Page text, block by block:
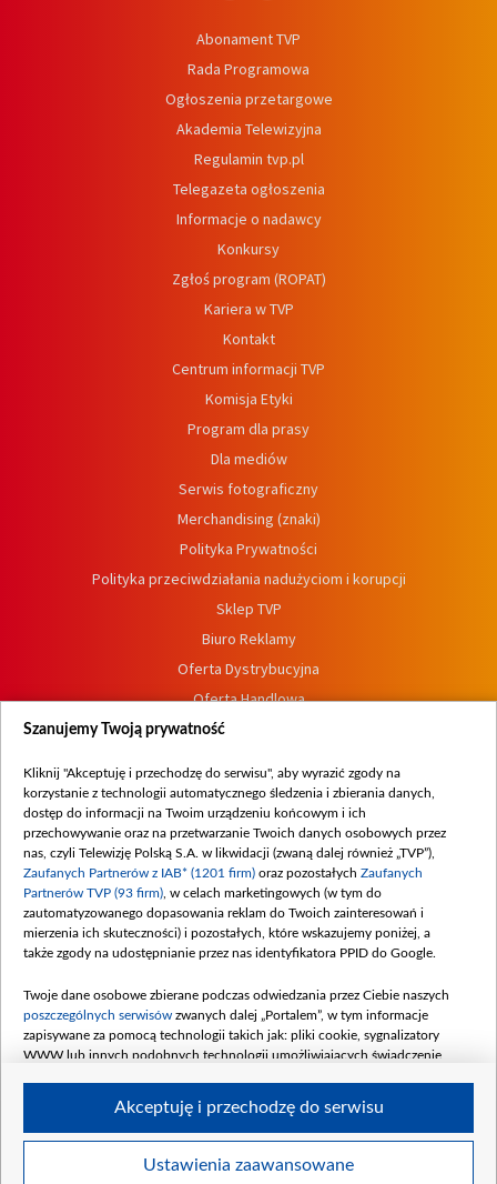
Abonament TVP
Rada Programowa
Ogłoszenia przetargowe
Akademia Telewizyjna
Regulamin tvp.pl
Telegazeta ogłoszenia
Informacje o nadawcy
Konkursy
Zgłoś program (ROPAT)
Kariera w TVP
Kontakt
Centrum informacji TVP
Komisja Etyki
Program dla prasy
Dla mediów
Serwis fotograficzny
Merchandising (znaki)
Polityka Prywatności
Polityka przeciwdziałania nadużyciom i korupcji
Sklep TVP
Biuro Reklamy
Oferta Dystrybucyjna
Oferta Handlowa
Dostępność
Procedura zgłoszeń wewnętrznych
Szanujemy Twoją prywatność
Kliknij "Akceptuję i przechodzę do serwisu", aby wyrazić zgody na
korzystanie z technologii automatycznego śledzenia i zbierania danych,
dostęp do informacji na Twoim urządzeniu końcowym i ich
przechowywanie oraz na przetwarzanie Twoich danych osobowych przez
nas, czyli Telewizję Polską S.A. w likwidacji (zwaną dalej również „TVP”),
Zaufanych Partnerów z IAB* (1201 firm) oraz pozostałych Zaufanych
Partnerów TVP (93 firm) , w celach marketingowych (w tym do
zautomatyzowanego dopasowania reklam do Twoich zainteresowań i
mierzenia ich skuteczności) i pozostałych, które wskazujemy poniżej, a
także zgody na udostępnianie przez nas identyfikatora PPID do Google.
Twoje dane osobowe zbierane podczas odwiedzania przez Ciebie naszych
poszczególnych serwisów zwanych dalej „Portalem”, w tym informacje
zapisywane za pomocą technologii takich jak: pliki cookie, sygnalizatory
WWW lub innych podobnych technologii umożliwiających świadczenie
Twoje dane osobowe zbierane podczas odwiedzania przez Ciebie
Ustawienia zaawansowane
Akceptuję i przechodzę do serwisu